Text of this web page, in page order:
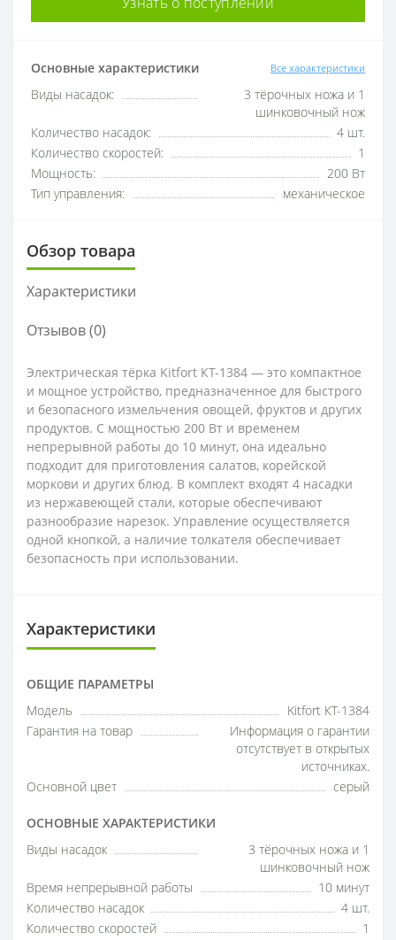
Основные характеристики Все характеристики
Виды насадок:
3 тёрочных ножа и 1
шинковочный нож
Количество насадок:
4 шт.
Количество скоростей:
1
Мощность:
200 Вт
Тип управления:
механическое
Обзор товара
Характеристики
Отзывов (0)
Электрическая тёрка Kitfort КТ-1384 — это компактное
и мощное устройство, предназначенное для быстрого
и безопасного измельчения овощей, фруктов и других
продуктов. С мощностью 200 Вт и временем
непрерывной работы до 10 минут, она идеально
подходит для приготовления салатов, корейской
моркови и других блюд. В комплект входят 4 насадки
из нержавеющей стали, которые обеспечивают
разнообразие нарезок. Управление осуществляется
одной кнопкой, а наличие толкателя обеспечивает
безопасность при использовании.
Характеристики
ОБЩИЕ ПАРАМЕТРЫ
Модель
Kitfort КТ-1384
Гарантия на товар
Информация о гарантии
отсутствует в открытых
источниках.
Основной цвет
серый
ОСНОВНЫЕ ХАРАКТЕРИСТИКИ
Виды насадок
3 тёрочных ножа и 1
шинковочный нож
Время непрерывной работы
10 минут
Количество насадок
4 шт.
Количество скоростей
1